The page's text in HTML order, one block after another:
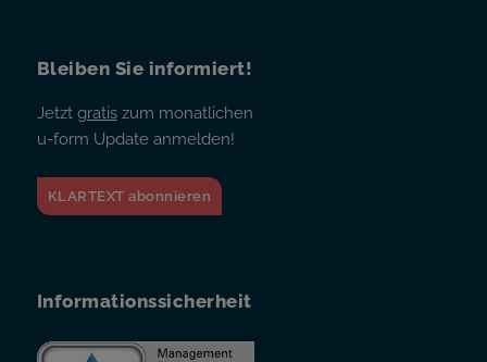
Bleiben Sie informiert!
Jetzt gratiszum monatlichen
u-form Update anmelden!
KLARTEXT abonnieren
Informationssicherheit